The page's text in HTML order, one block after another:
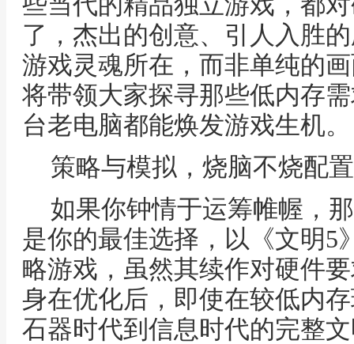
了，杰出的创意、引人入胜
游戏灵魂所在，而非单纯的
将带领大家探寻那些低内存
台老电脑都能焕发游戏生机。
策略与模拟，烧脑不烧配
如果你钟情于运筹帷幄，
是你的最佳选择，以《文明5
略游戏，虽然其续作对硬件
身在优化后，即使在较低内
石器时代到信息时代的完整